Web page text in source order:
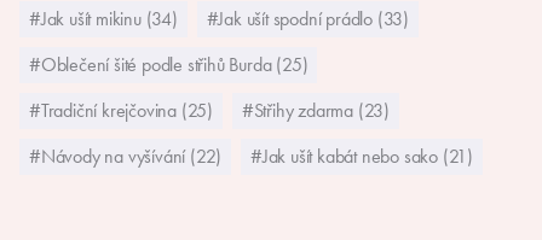
#Jak ušít mikinu (34)
#Jak ušít spodní prádlo (33)
#Oblečení šité podle střihů Burda (25)
#Tradiční krejčovina (25)
#Střihy zdarma (23)
#Návody na vyšívání (22)
#Jak ušít kabát nebo sako (21)